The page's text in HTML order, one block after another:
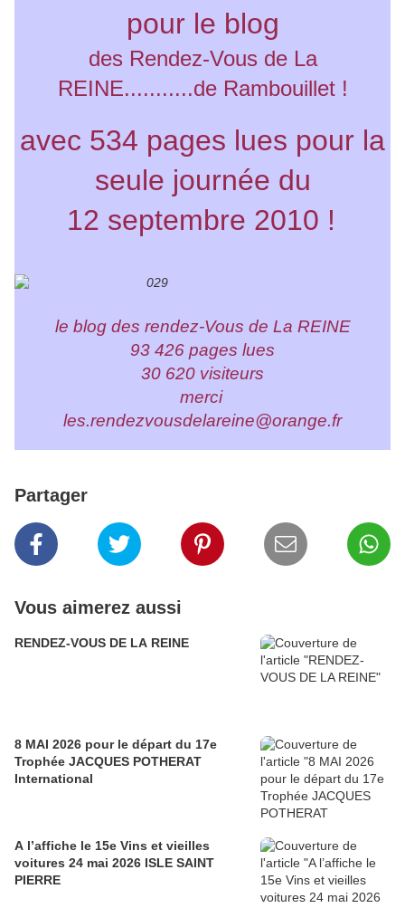
pour le blog
des Rendez-Vous de La
REINE...........de Rambouillet !
avec 534 pages lues pour la
seule journée du
12 septembre 2010 !
le blog des rendez-Vous de La REINE
93 426 pages lues
30 620 visiteurs
merci
les.rendezvousdelareine@orange.fr
Partager
Vous aimerez aussi
RENDEZ-VOUS DE LA REINE
8 MAI 2026 pour le départ du 17e
Trophée JACQUES POTHERAT
International
A l’affiche le 15e Vins et vieilles
voitures 24 mai 2026 ISLE SAINT
PIERRE